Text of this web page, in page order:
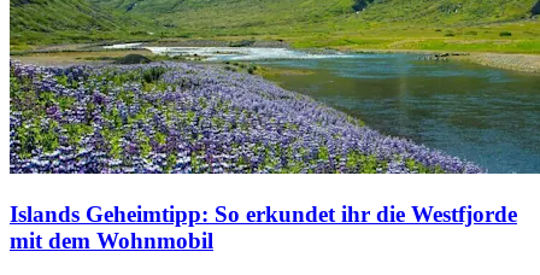
Islands Geheimtipp: So erkundet ihr die Westfjorde
mit dem Wohnmobil